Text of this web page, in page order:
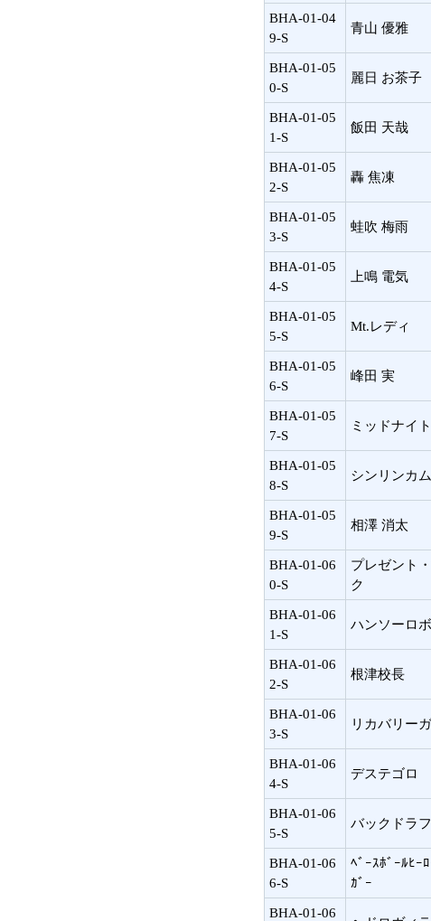
BHA-01-04
9-S
青山 優雅
BHA-01-05
0-S
麗日 お茶子
BHA-01-05
1-S
飯田 天哉
BHA-01-05
2-S
轟 焦凍
BHA-01-05
3-S
蛙吹 梅雨
BHA-01-05
4-S
上鳴 電気
BHA-01-05
5-S
Mt.レディ
BHA-01-05
6-S
峰田 実
BHA-01-05
7-S
ミッドナイト
BHA-01-05
8-S
シンリンカ
BHA-01-05
9-S
相澤 消太
BHA-01-06
0-S
プレゼント
ク
BHA-01-06
1-S
ハンソーロボ
BHA-01-06
2-S
根津校長
BHA-01-06
3-S
リカバリー
BHA-01-06
4-S
デステゴロ
BHA-01-06
5-S
バックドラ
BHA-01-06
6-S
ﾍﾞｰｽﾎﾞｰﾙﾋｰ
ｶﾞｰ
BHA-01-06